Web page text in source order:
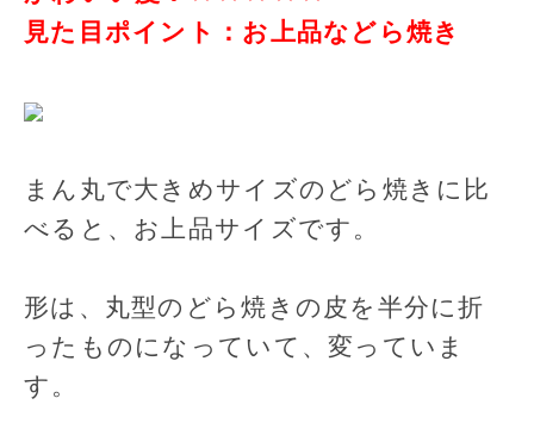
見た目ポイント：お上品などら焼き
まん丸で大きめサイズのどら焼きに比
べると、お上品サイズです。
形は、丸型のどら焼きの皮を半分に折
ったものになっていて、変っていま
す。